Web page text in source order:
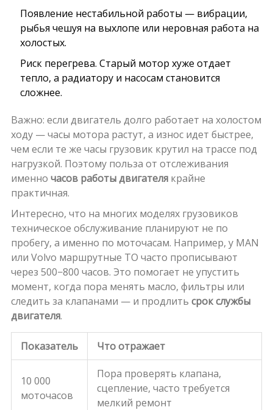
Появление нестабильной работы — вибрации,
рыбья чешуя на выхлопе или неровная работа на
холостых.
Риск перегрева. Старый мотор хуже отдает
тепло, а радиатору и насосам становится
сложнее.
Важно: если двигатель долго работает на холостом
ходу — часы мотора растут, а износ идет быстрее,
чем если те же часы грузовик крутил на трассе под
нагрузкой. Поэтому польза от отслеживания
именно часов работы двигателякрайне
практичная.
Интересно, что на многих моделях грузовиков
техническое обслуживание планируют не по
пробегу, а именно по моточасам. Например, у MAN
или Volvo маршрутные ТО часто прописывают
через 500−800 часов. Это помогает не упустить
момент, когда пора менять масло, фильтры или
следить за клапанами — и продлить срок службы
двигателя.
Показатель Что отражает
10 000
моточасов
Пора проверять клапана,
сцепление, часто требуется
мелкий ремонт